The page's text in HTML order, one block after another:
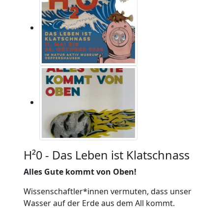
H²0 - Das Leben ist Klatschnass
Alles Gute kommt von Oben!
Wissenschaftler*innen vermuten, dass unser
Wasser auf der Erde aus dem All kommt.